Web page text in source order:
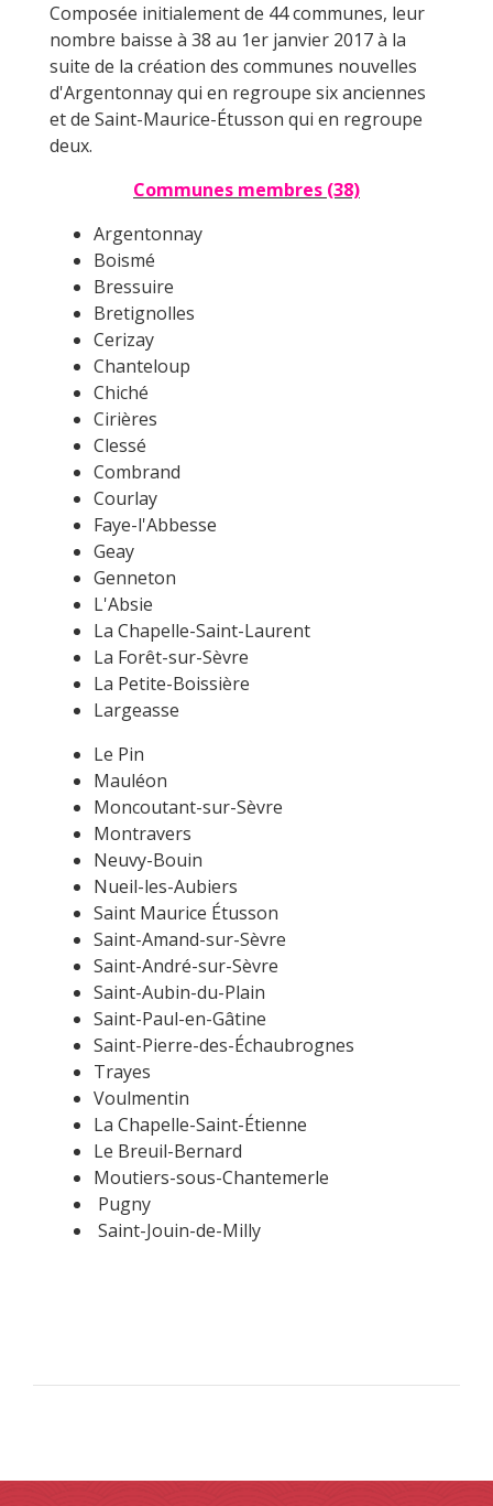
Composée initialement de 44 communes, leur
nombre baisse à 38 au 1er janvier 2017 à la
suite de la création des communes nouvelles
d'Argentonnay qui en regroupe six anciennes
et de Saint-Maurice-Étusson qui en regroupe
deux.
Communes membres (38)
Argentonnay
Boismé
Bressuire
Bretignolles
Cerizay
Chanteloup
Chiché
Cirières
Clessé
Combrand
Courlay
Faye-l'Abbesse
Geay
Genneton
L'Absie
La Chapelle-Saint-Laurent
La Forêt-sur-Sèvre
La Petite-Boissière
Largeasse
Le Pin
Mauléon
Moncoutant-sur-Sèvre
Montravers
Neuvy-Bouin
Nueil-les-Aubiers
Saint Maurice Étusson
Saint-Amand-sur-Sèvre
Saint-André-sur-Sèvre
Saint-Aubin-du-Plain
Saint-Paul-en-Gâtine
Saint-Pierre-des-Échaubrognes
Trayes
Voulmentin
La Chapelle-Saint-Étienne
Le Breuil-Bernard
Moutiers-sous-Chantemerle
Pugny
Saint-Jouin-de-Milly